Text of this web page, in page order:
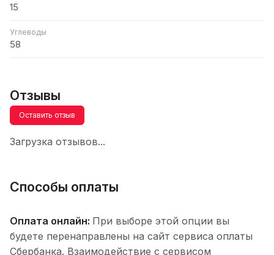
15
Углеводы
58
Отзывы
Оставить отзыв
Загрузка отзывов...
Способы оплаты
Оплата онлайн: При выборе этой опции вы
будете перенаправлены на сайт сервиса оплаты
Сбербанка. Взаимодействие с сервисом